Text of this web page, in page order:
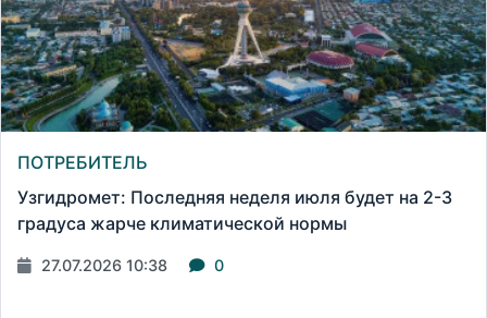
ПОТРЕБИТЕЛЬ
Узгидромет: Последняя неделя июля будет на 2-3
градуса жарче климатической нормы
27.07.2026 10:38 0